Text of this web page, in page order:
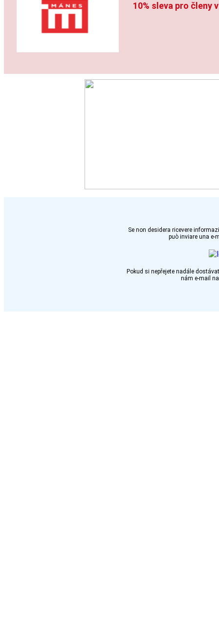
10% sleva pro členy
Se non desidera ricevere
può inviare una e-
Pokud si nepřejete nadále
nám e-mail